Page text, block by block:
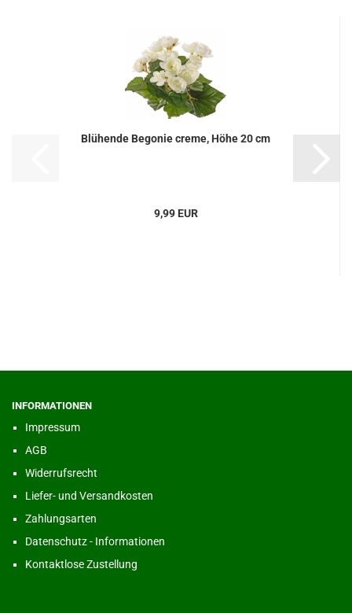
Blühende Begonie creme, Höhe 20 cm
9,99 EUR
INFORMATIONEN
Impressum
AGB
Widerrufsrecht
Liefer- und Versandkosten
Zahlungsarten
Datenschutz - Informationen
Kontaktlose Zustellung